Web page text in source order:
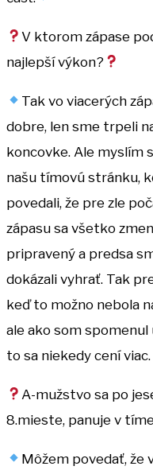
V ktorom zápase
najlepší výkon?
Tak vo viacerých
dobre, len sme trpeli
koncovke. Ale myslím
našu tímovú stránku,
povedali, že pre zle
zápasu sa všetko
pripravený a predsa
dokázali vyhrať. Tak
keď to možno nebola
ale ako som
to sa niekedy cení viac.
A-mužstvo sa po
8.mieste, panuje v
Môžem povedať, že